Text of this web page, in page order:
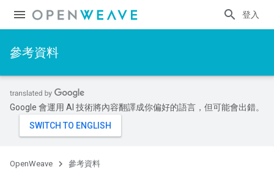
登入
參考資料
Google 會運用 AI 技術將內容翻譯成你偏好的語言，但可能會出錯。
OpenWeave 參考資料